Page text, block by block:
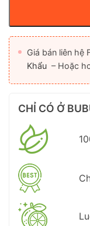
Giá bán liên hệ
Khẩu – Hoặc
CHỈ CÓ Ở